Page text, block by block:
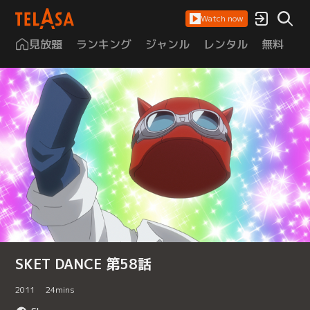
Watch now
見放題 ランキング ジャンル レンタル 無料
SKET DANCE 第58話
2011 24mins